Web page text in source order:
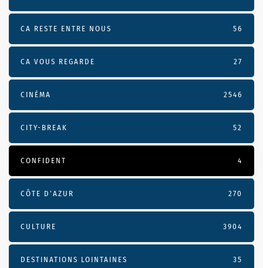
CA RESTE ENTRE NOUS 56
CA VOUS REGARDE 27
CINÉMA 2546
CITY-BREAK 52
CONFIDENT 4
CÔTE D’AZUR 270
CULTURE 3904
DESTINATIONS LOINTAINES 35